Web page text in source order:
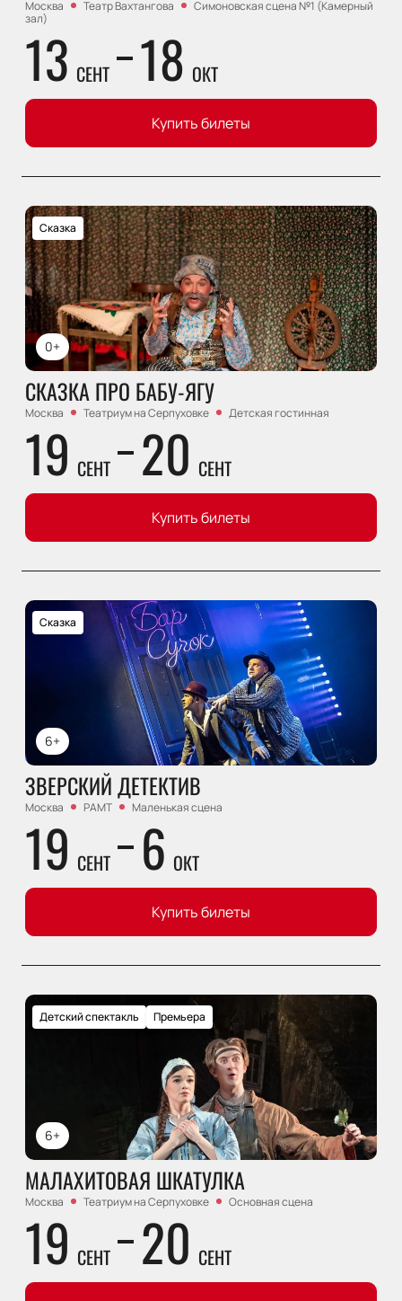
Москва Театр Вахтангова
Симоновская сцена №1 (Камерный
зал)
13 СЕНТ 18 ОКТ
Купить билеты
0+
Сказка
СКАЗКА ПРО БАБУ-ЯГУ
Москва Театриум на Серпуховке Детская гостинная
19 СЕНТ 20 СЕНТ
Купить билеты
6+
Сказка
ЗВЕРСКИЙ ДЕТЕКТИВ
Москва РАМТ Маленькая сцена
19 СЕНТ 6 ОКТ
Купить билеты
6+
Детский спектакль Премьера
МАЛАХИТОВАЯ ШКАТУЛКА
Москва Театриум на Серпуховке Основная сцена
19 СЕНТ 20 СЕНТ